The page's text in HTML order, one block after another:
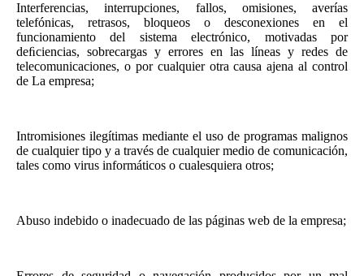
Interferencias, interrupciones, fallos, omisiones, averías
telefónicas, retrasos, bloqueos o desconexiones en el
funcionamiento del sistema electrónico, motivadas por
deﬁciencias, sobrecargas y errores en las líneas y redes de
telecomunicaciones, o por cualquier otra causa ajena al control
de La empresa;
Intromisiones ilegítimas mediante el uso de programas malignos
de cualquier tipo y a través de cualquier medio de comunicación,
tales como virus informáticos o cualesquiera otros;
Abuso indebido o inadecuado de las páginas web de la empresa;